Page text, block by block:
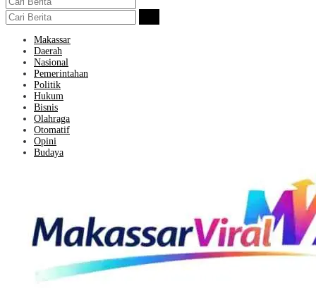
Makassar
Daerah
Nasional
Pemerintahan
Politik
Hukum
Bisnis
Olahraga
Otomatif
Opini
Budaya